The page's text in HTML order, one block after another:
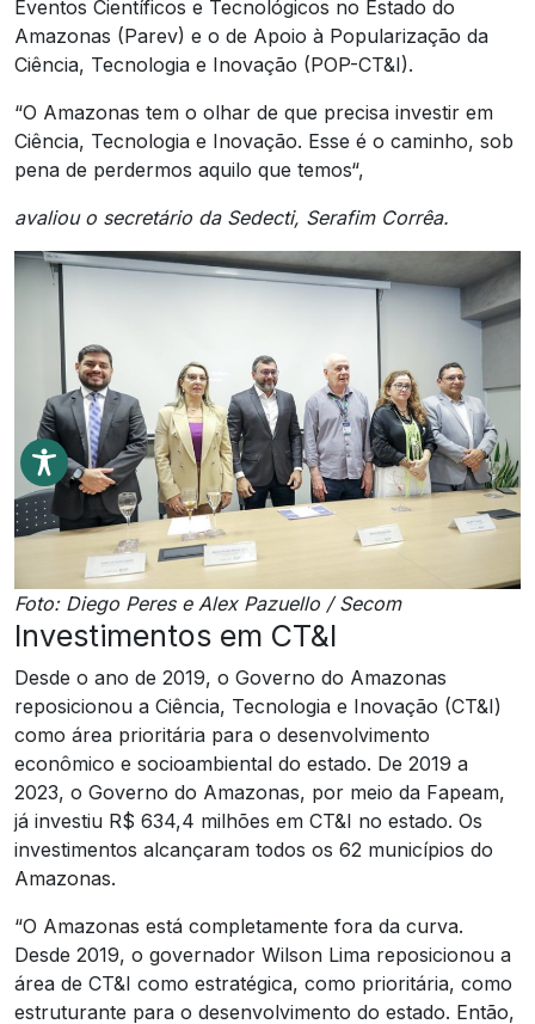
Eventos Científicos e Tecnológicos no Estado do
Amazonas (Parev) e o de Apoio à Popularização da
Ciência, Tecnologia e Inovação (POP-CT&I).
“O Amazonas tem o olhar de que precisa investir em
Ciência, Tecnologia e Inovação. Esse é o caminho, sob
pena de perdermos aquilo que temos“,
avaliou o secretário da Sedecti, Serafim Corrêa.
Foto: Diego Peres e Alex Pazuello / Secom
Investimentos em CT&I
Desde o ano de 2019, o Governo do Amazonas
reposicionou a Ciência, Tecnologia e Inovação (CT&I)
como área prioritária para o desenvolvimento
econômico e socioambiental do estado. De 2019 a
2023, o Governo do Amazonas, por meio da Fapeam,
já investiu R$ 634,4 milhões em CT&I no estado. Os
investimentos alcançaram todos os 62 municípios do
Amazonas.
“O Amazonas está completamente fora da curva.
Desde 2019, o governador Wilson Lima reposicionou a
área de CT&I como estratégica, como prioritária, como
estruturante para o desenvolvimento do estado. Então,